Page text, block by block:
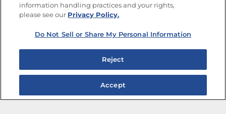
information handling practices and your rights,
please see our Privacy Policy.
Do Not Sell or Share My Personal Information
Reject
Accept